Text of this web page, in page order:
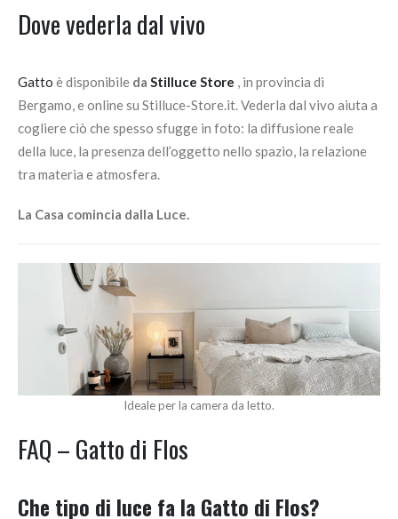
Dove vederla dal vivo
Gatto è disponibile da Stilluce Store , in provincia di
Bergamo, e online su Stilluce-Store.it. Vederla dal vivo aiuta a
cogliere ciò che spesso sfugge in foto: la diffusione reale
della luce, la presenza dell’oggetto nello spazio, la relazione
tra materia e atmosfera.
La Casa comincia dalla Luce.
Ideale per la camera da letto.
FAQ – Gatto di Flos
Che tipo di luce fa la Gatto di Flos?